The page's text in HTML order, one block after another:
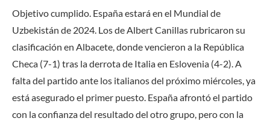
Objetivo cumplido. España estará en el Mundial de
Uzbekistán de 2024. Los de Albert Canillas rubricaron su
clasificación en Albacete, donde vencieron a la República
Checa (7-1) tras la derrota de Italia en Eslovenia (4-2). A
falta del partido ante los italianos del próximo miércoles, ya
está asegurado el primer puesto. España afrontó el partido
con la confianza del resultado del otro grupo, pero con la